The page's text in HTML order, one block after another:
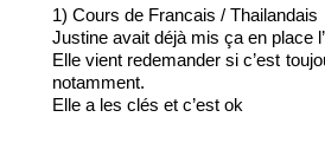
1) Cours de Francais / Thailandais
Justine avait déjà mis ça en place
Elle vient redemander si c’est
notamment.
Elle a les clés et c’est ok